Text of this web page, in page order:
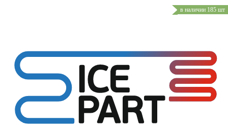
в наличии 185 шт